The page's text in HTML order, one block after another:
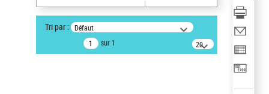
Statut de la notice d’autorité
Notice élémentaire
Type de notice d'autorité
Tri par : Défaut
sur 1
20
résultats/page